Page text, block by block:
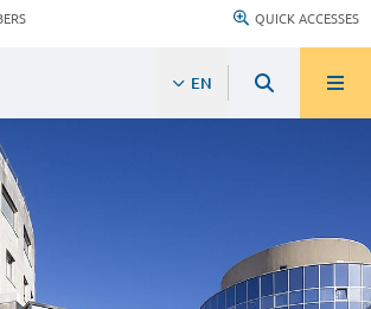
QUICK ACCESSES
EN